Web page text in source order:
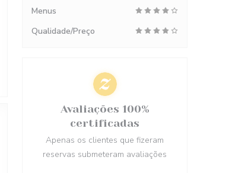
Menus
Qualidade/Preço
Avaliações 100%
certificadas
Apenas os clientes que fizeram
reservas submeteram avaliações